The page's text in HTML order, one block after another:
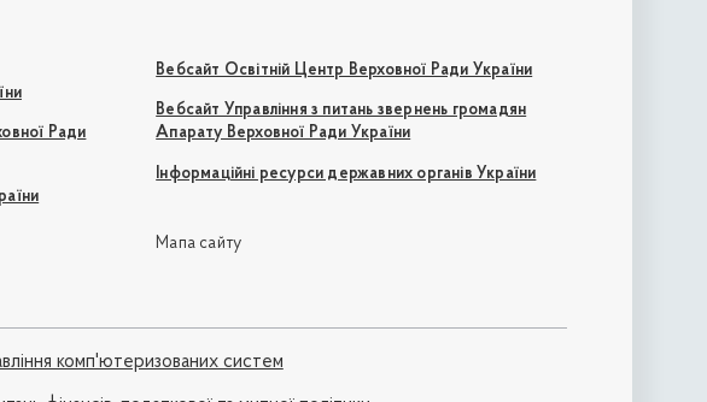
Ради
Вебсайт Освітній Центр Верховної Ради України
Вебсайт Управління з питань звернень громадян
Апарату Верховної Ради України
Інформаційні ресурси державних органів України
Мапа сайту
комп'ютеризованих систем